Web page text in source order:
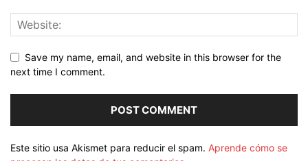
Save my name, email, and website in this browser for the
next time I comment.
Este sitio usa Akismet para reducir el spam. Aprende cómo se